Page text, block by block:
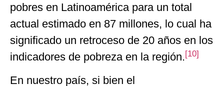
pobres en Latinoamérica para un total
actual estimado en 87 millones, lo cual ha
significado un retroceso de 20 años en los
indicadores de pobreza en la región.[10]
En nuestro país, si bien el